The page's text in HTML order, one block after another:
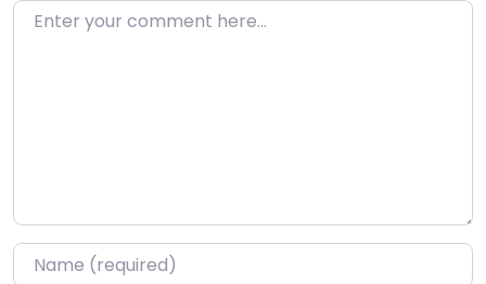
Enter your comment here…
Name*